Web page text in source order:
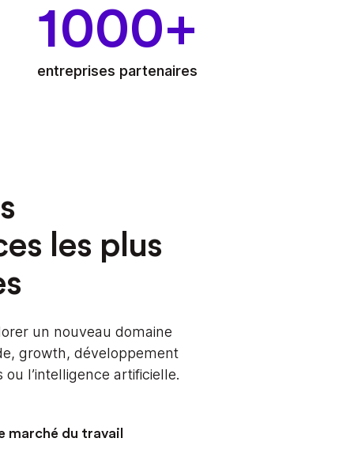
1000+
entreprises partenaires
les plus
un nouveau domaine
growth, développement
l’intelligence artificielle.
marché du travail